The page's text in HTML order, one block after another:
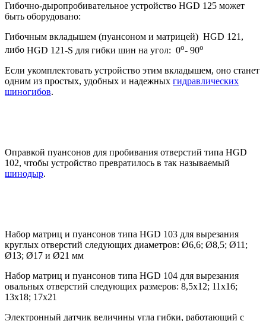
Гибочно-дыропробивательное устройство HGD 125 может
быть оборудовано:
Гибочным вкладышем (пуансоном и матрицей) HGD 121,
либо HGD 121-S для гибки шин на угол: 0o- 90o
Если укомплектовать устройство этим вкладышем, оно станет
одним из простых, удобных и надежных гидравлических
шиногибов.
Оправкой пуансонов для пробивания отверстий типа HGD
102, чтобы устройство превратилось в так называемый
шинодыр.
Набор матриц и пуансонов типа HGD 103 для вырезания
круглых отверстий следующих диаметров: Ø6,6; Ø8,5; Ø11;
Ø13; Ø17 и Ø21 мм
Набор матриц и пуансонов типа HGD 104 для вырезания
овальных отверстий следующих размеров: 8,5x12; 11x16;
13x18; 17x21
Электронный датчик величины угла гибки, работающий с